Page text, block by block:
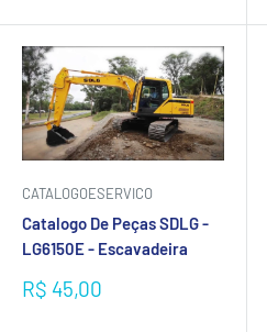
CATALOGOESERVICO
Catalogo De Peças SDLG -
LG6150E - Escavadeira
Preço
R$ 45,00